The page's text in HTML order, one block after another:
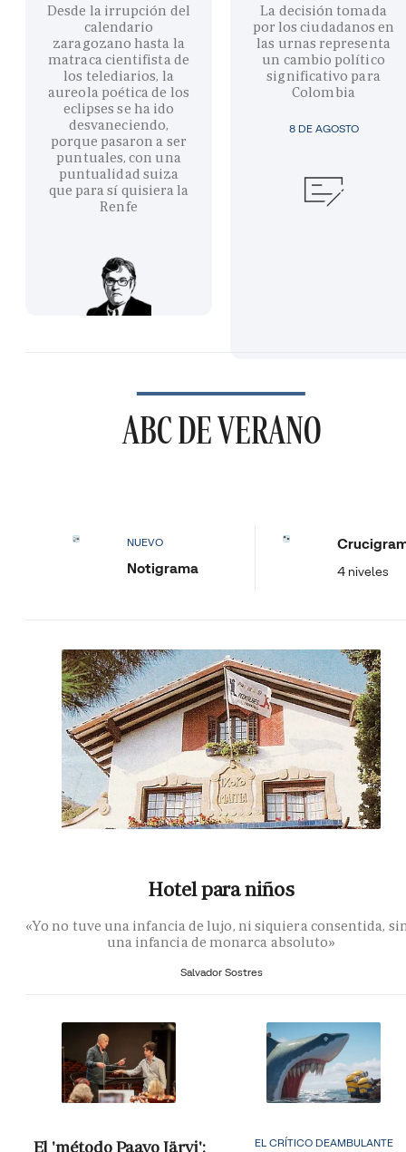
Desde la irrupción del
calendario
zaragozano hasta la
matraca cientifista de
los telediarios, la
aureola poética de los
eclipses se ha ido
desvaneciendo,
porque pasaron a ser
puntuales, con una
puntualidad suiza
que para sí quisiera la
Renfe
8 DE AGOSTO
La decisión tomada
por los ciudadanos en
las urnas representa
un cambio político
significativo para
Colombia
ABC DE VERANO
NUEVO
Notigrama 4 niveles
Hotel para niños
«Yo no tuve una infancia de lujo, ni siquiera consentida,
una infancia de monarca absoluto»
Salvador Sostres
El 'método Paavo Järvi':
EL CRÍTICO DEAMBULANTE